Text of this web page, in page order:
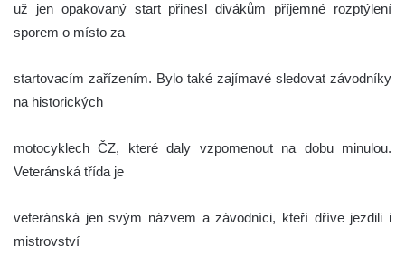
už jen opakovaný start přinesl divákům příjemné rozptýlení
sporem o místo za
startovacím zařízením. Bylo také zajímavé sledovat závodníky
na historických
motocyklech ČZ, které daly vzpomenout na dobu minulou.
Veteránská třída je
veteránská jen svým názvem a závodníci, kteří dříve jezdili i
mistrovství